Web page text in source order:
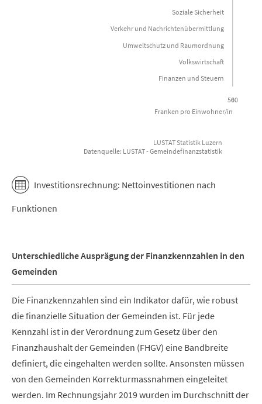
The chart has 1 Y axis displaying Franken pro Einwohner/in.
Franken pro Einwohner/in
0
560
Soziale Sicherheit
Verkehr und Nachrichtenübermittlung
Umweltschutz und Raumordnung
Volkswirtschaft
Finanzen und Steuern
LUSTAT Statistik Luzern
Datenquelle: LUSTAT - Gemeindefinanzstatistik
Investitionsrechnung: Nettoinvestitionen nach
Funktionen
Unterschiedliche Ausprägung der Finanzkennzahlen in den
Gemeinden
Die Finanzkennzahlen sind ein Indikator dafür, wie robust
die finanzielle Situation der Gemeinden ist. Für jede
Kennzahl ist in der Verordnung zum Gesetz über den
Finanzhaushalt der Gemeinden (FHGV) eine Bandbreite
definiert, die eingehalten werden sollte. Ansonsten müssen
von den Gemeinden Korrekturmassnahmen eingeleitet
werden. Im Rechnungsjahr 2019 wurden im Durchschnitt der